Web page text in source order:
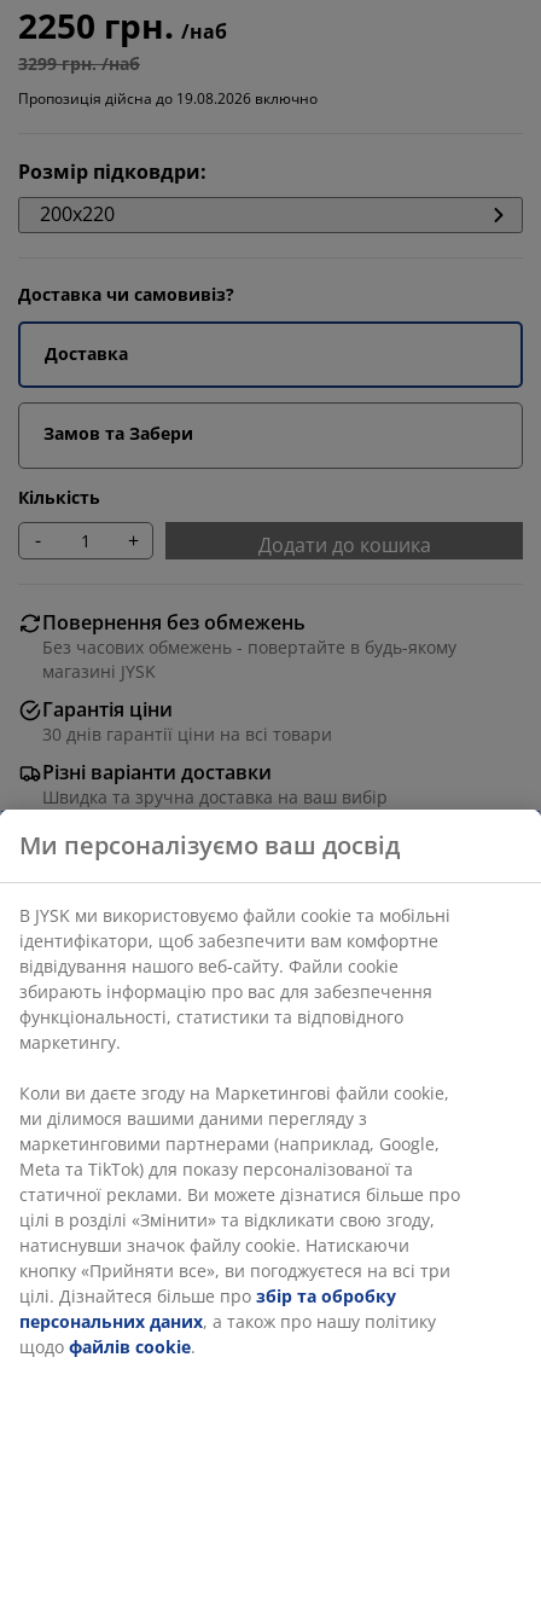
2250 грн. /наб
3299 грн. /наб
Пропозиція дійсна до 19.08.2026 включно
Розмір підковдри:
200x220
Доставка чи самовивіз?
Доставка
Замов та Забери
Кількість
- + Додати до кошика
Повернення без обмежень
Без часових обмежень - повертайте в будь-якому
магазині JYSK
Гарантія ціни
30 днів гарантії ціни на всі товари
Різні варіанти доставки
Швидка та зручна доставка на ваш вибір
Характеристики
Відгуки
0)
Доставка
Ми персоналізуємо ваш досвід
В JYSK ми використовуємо файли cookie та мобільні
ідентифікатори, щоб забезпечити вам комфортне
відвідування нашого веб-сайту. Файли cookie
збирають інформацію про вас для забезпечення
функціональності, статистики та відповідного
маркетингу.
Коли ви даєте згоду на Маркетингові файли cookie,
ми ділимося вашими даними перегляду з
маркетинговими партнерами (наприклад, Google,
Meta та TikTok) для показу персоналізованої та
статичної реклами. Ви можете дізнатися більше про
цілі в розділі «Змінити» та відкликати свою згоду,
натиснувши значок файлу cookie. Натискаючи
кнопку «Прийняти все», ви погоджуєтеся на всі три
цілі. Дізнайтеся більше про збір та обробку
персональних даних, а також про нашу політику
щодо файлів cookie.